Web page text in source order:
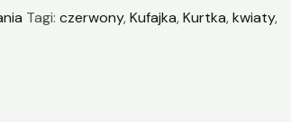
Tagi: czerwony,Kufajka,Kurtka,kwiaty,